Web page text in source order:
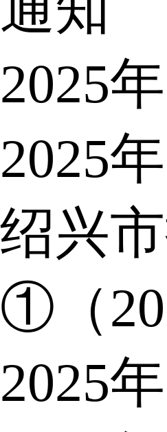
2025
2025
绍兴
①（
2025